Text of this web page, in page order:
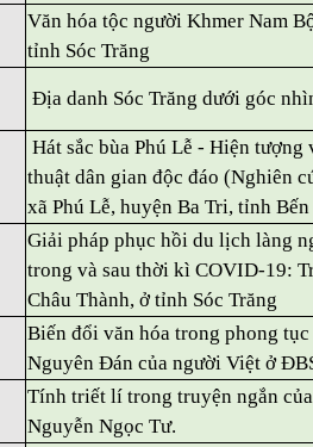
Văn hóa tộc người Khmer Nam
tỉnh Sóc Trăng
Địa danh Sóc Trăng dưới góc
Hát sắc bùa Phú Lễ - Hiện tượng
thuật dân gian độc đáo (Nghiên
xã Phú Lễ, huyện Ba Tri, tỉnh
Giải pháp phục hồi du lịch làng
trong và sau thời kì COVID-19:
Châu Thành, ở tỉnh Sóc Trăng
Biến đổi văn hóa trong phong
Nguyên Đán của người Việt ở
Tính triết lí trong truyện ngắn
Nguyễn Ngọc Tư.